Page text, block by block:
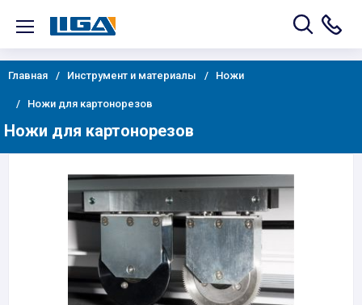
Главная Инструмент и материалы Ножи
Ножи для картонорезов
Ножи для картонорезов